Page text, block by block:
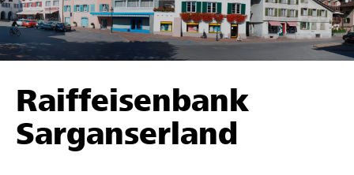
Sostenere
Aiuto & supporto
Trova progetti e organizzazioni
Raiffeisenbank
Sarganserland